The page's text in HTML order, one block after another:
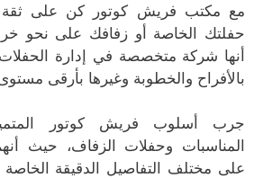
مع مكتب فريش كوتور كن على ثقة
حفلتك الخاصة أو زفافك على نحو
أنها شركة متخصصة في إدارة الحفلات
بالأفراح والخطوبة وغيرها بأرقى
جرب أسلوب فريش كوتور
المناسبات وحفلات الزفاف، حيث
على مختلف التفاصيل الدقيقة الخاصة